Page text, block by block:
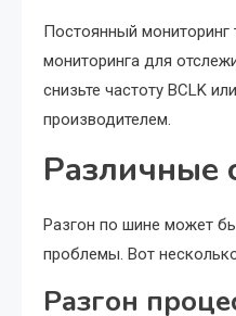
Постоянный мониторинг
мониторинга для
снизьте частоту BCLK
производителем.
Различные
Разгон по шине может
проблемы. Вот
Разгон